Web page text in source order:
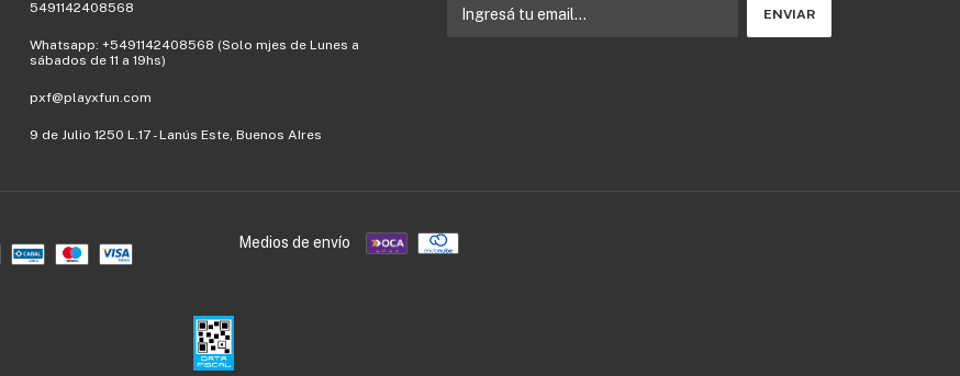
5491142408568
Whatsapp: +5491142408568 (Solo mjes de Lunes a
sábados de 11 a 19hs)
pxf@playxfun.com
9 de Julio 1250 L.17 - Lanús Este, Buenos AIres
Medios de envío